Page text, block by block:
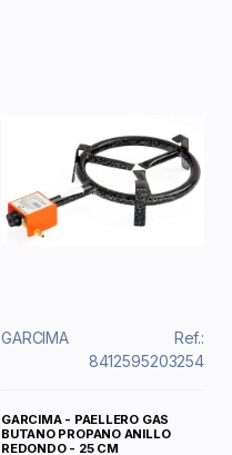
GARCIMA
Ref.:
8412595203254
GARCIMA - PAELLERO GAS
BUTANO PROPANO ANILLO
REDONDO - 25 CM